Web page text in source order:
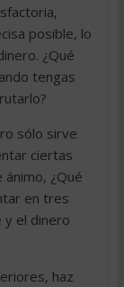
posible, lo
¿Qué
tengas
sólo sirve
ciertas
¿Qué
en tres
y el dinero
haz